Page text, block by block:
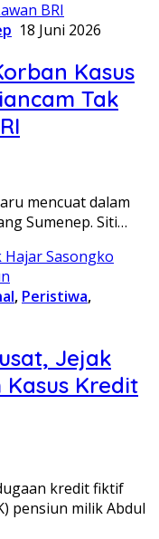
18 Juni 2026
Kasus
Tak
mencuat dalam
Sumenep. Siti…
, Peristiwa,
Jejak
Kredit
kredit fiktif
pensiun milik Abdul